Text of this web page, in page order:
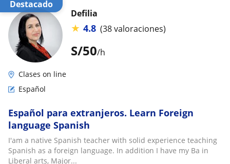
Destacado
S/50/h
Defilia
★ 4.8 (38 valoraciones)
Clases on line
Español
Español para extranjeros. Learn Foreign
language Spanish
I'am a native Spanish teacher with solid experience teaching
Spanish as a foreign language. In addition I have my Ba in
Liberal arts, Major...